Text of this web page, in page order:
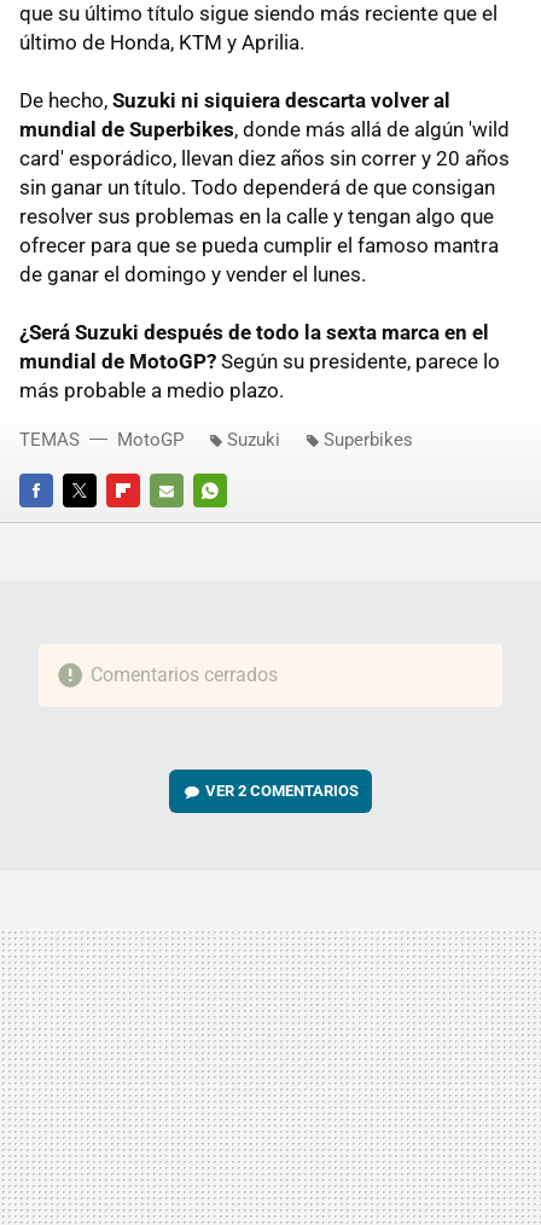
que su último título sigue siendo más reciente que el
último de Honda, KTM y Aprilia.
De hecho, Suzuki ni siquiera descarta volver al
mundial de Superbikes, donde más allá de algún 'wild
card' esporádico, llevan diez años sin correr y 20 años
sin ganar un título. Todo dependerá de que consigan
resolver sus problemas en la calle y tengan algo que
ofrecer para que se pueda cumplir el famoso mantra
de ganar el domingo y vender el lunes.
¿Será Suzuki después de todo la sexta marca en el
mundial de MotoGP? Según su presidente, parece lo
más probable a medio plazo.
FACEBOOKTWITTERFLIPBOARD
E-
WHATSAPP
TEMAS MotoGP Suzuki Superbikes
Comentarios cerrados
VER2 COMENTARIOS